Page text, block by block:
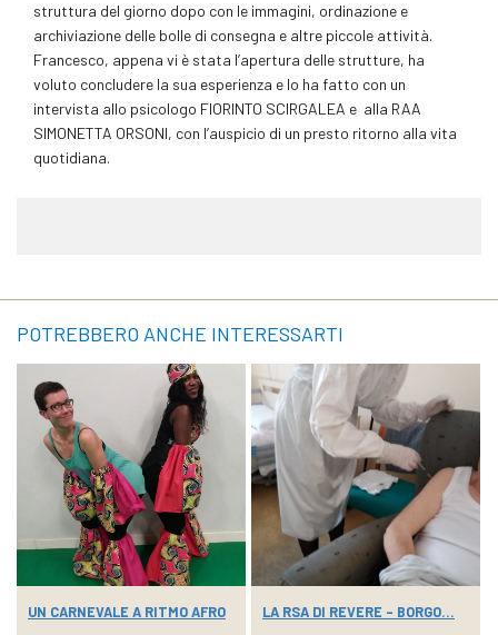
struttura del giorno dopo con le immagini, ordinazione e
archiviazione delle bolle di consegna e altre piccole attività.
Francesco, appena vi è stata l’apertura delle strutture, ha
voluto concludere la sua esperienza e lo ha fatto con un
intervista allo psicologo FIORINTO SCIRGALEA e alla RAA
SIMONETTA ORSONI, con l’auspicio di un presto ritorno alla vita
quotidiana.
POTREBBERO ANCHE INTERESSARTI
UN CARNEVALE A RITMO AFRO LA RSA DI REVERE – BORGO...